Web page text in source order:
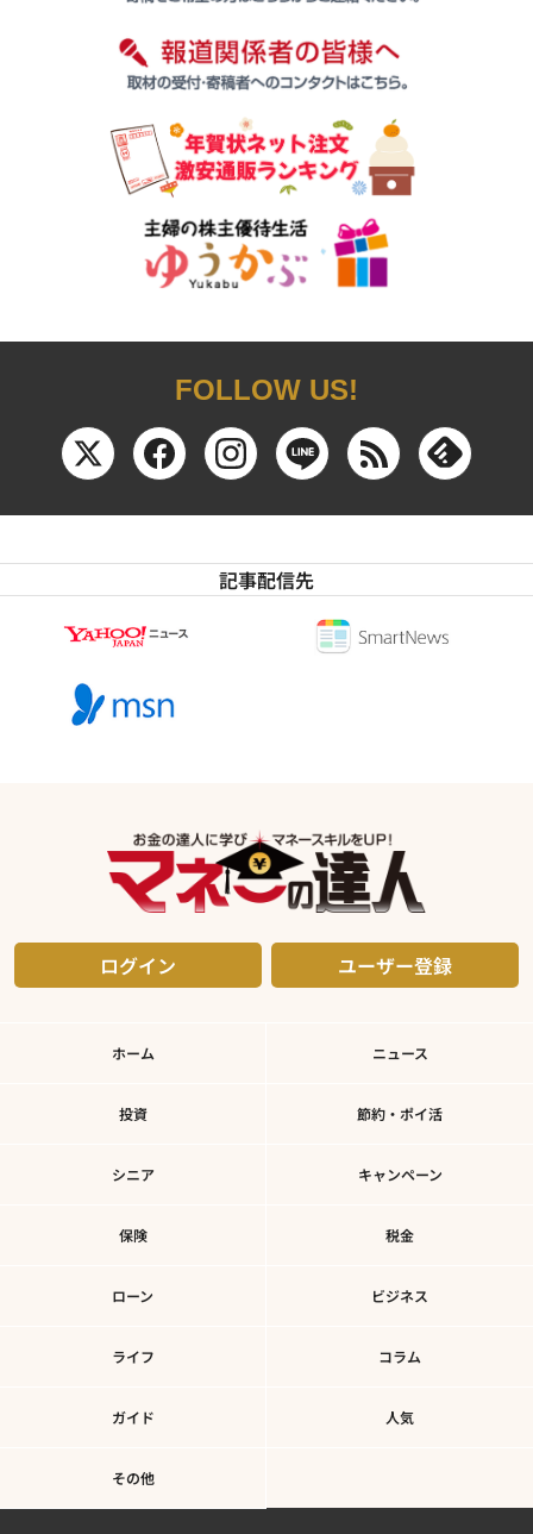
FOLLOW US!
記事配信先
ログイン ユーザー登録
ホーム ニュース
投資 節約・ポイ活
シニア キャンペーン
保険 税金
ローン ビジネス
ライフ コラム
ガイド 人気
その他